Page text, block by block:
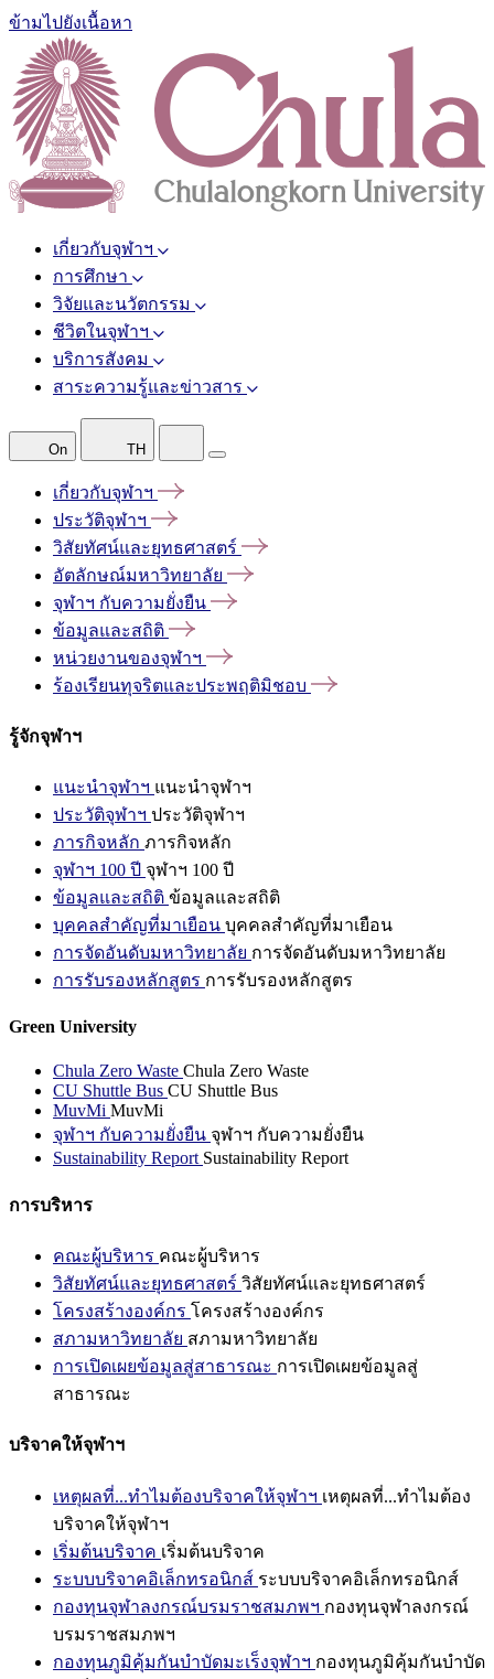
ข้ามไปยังเนื้อหา
เกี่ยวกับจุฬาฯ
การศึกษา
วิจัยและนวัตกรรม
ชีวิตในจุฬาฯ
บริการสังคม
สาระความรู้และข่าวสาร
On TH
เกี่ยวกับจุฬาฯ
ประวัติจุฬาฯ
วิสัยทัศน์และยุทธศาสตร์
อัตลักษณ์มหาวิทยาลัย
จุฬาฯ กับความยั่งยืน
ข้อมูลและสถิติ
หน่วยงานของจุฬาฯ
ร้องเรียนทุจริตและประพฤติมิชอบ
รู้จักจุฬาฯ
แนะนำจุฬาฯ แนะนำจุฬาฯ
ประวัติจุฬาฯ ประวัติจุฬาฯ
ภารกิจหลัก ภารกิจหลัก
จุฬาฯ 100 ปี จุฬาฯ 100 ปี
ข้อมูลและสถิติ ข้อมูลและสถิติ
บุคคลสำคัญที่มาเยือน บุคคลสำคัญที่มาเยือน
การจัดอันดับมหาวิทยาลัย การจัดอันดับมหาวิทยาลัย
การรับรองหลักสูตร การรับรองหลักสูตร
Green University
Chula Zero Waste Chula Zero Waste
CU Shuttle Bus CU Shuttle Bus
MuvMi MuvMi
จุฬาฯ กับความยั่งยืน จุฬาฯ กับความยั่งยืน
Sustainability Report Sustainability Report
การบริหาร
คณะผู้บริหาร คณะผู้บริหาร
วิสัยทัศน์และยุทธศาสตร์ วิสัยทัศน์และยุทธศาสตร์
โครงสร้างองค์กร โครงสร้างองค์กร
สภามหาวิทยาลัย สภามหาวิทยาลัย
การเปิดเผยข้อมูลสู่สาธารณะ การเปิดเผยข้อมูลสู่
สาธารณะ
บริจาคให้จุฬาฯ
เหตุผลที่...ทำไมต้องบริจาคให้จุฬาฯ เหตุผลที่...ทำไมต้อง
บริจาคให้จุฬาฯ
เริ่มต้นบริจาค เริ่มต้นบริจาค
ระบบบริจาคอิเล็กทรอนิกส์ ระบบบริจาคอิเล็กทรอนิกส์
กองทุนจุฬาลงกรณ์บรมราชสมภพฯ กองทุนจุฬาลงกรณ์
บรมราชสมภพฯ
กองทุนภูมิคุ้มกันบำบัดมะเร็งจุฬาฯ กองทุนภูมิคุ้มกันบำบัด